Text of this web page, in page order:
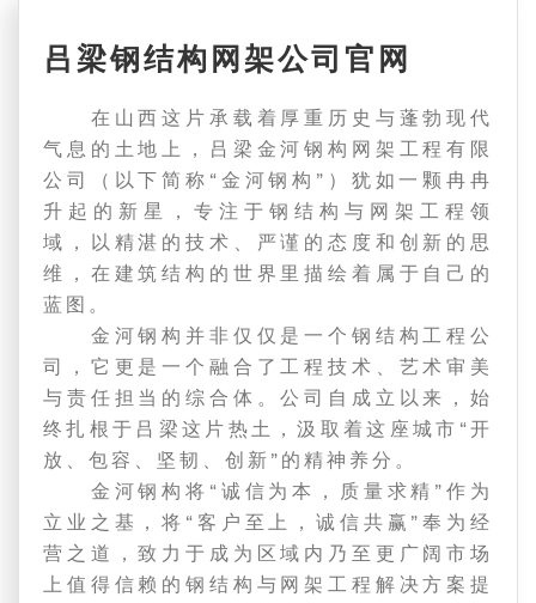
吕梁钢结构网架公司官网
在山西这片承载着厚重历史与蓬勃现代
气息的土地上，吕梁金河钢构网架工程有限
公司（以下简称“金河钢构”）犹如一颗冉冉
升起的新星，专注于钢结构与网架工程领
域，以精湛的技术、严谨的态度和创新的思
维，在建筑结构的世界里描绘着属于自己的
蓝图。
金河钢构并非仅仅是一个钢结构工程公
司，它更是一个融合了工程技术、艺术审美
与责任担当的综合体。公司自成立以来，始
终扎根于吕梁这片热土，汲取着这座城市“开
放、包容、坚韧、创新”的精神养分。
金河钢构将“诚信为本，质量求精”作为
立业之基，将“客户至上，诚信共赢”奉为经
营之道，致力于成为区域内乃至更广阔市场
上值得信赖的钢结构与网架工程解决方案提